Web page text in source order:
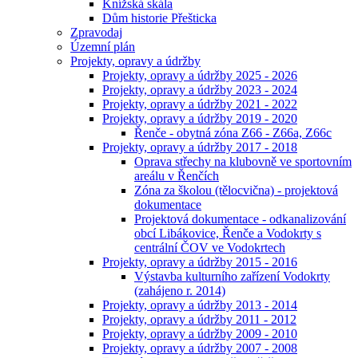
Knížská skála
Dům historie Přešticka
Zpravodaj
Územní plán
Projekty, opravy a údržby
Projekty, opravy a údržby 2025 - 2026
Projekty, opravy a údržby 2023 - 2024
Projekty, opravy a údržby 2021 - 2022
Projekty, opravy a údržby 2019 - 2020
Řenče - obytná zóna Z66 - Z66a, Z66c
Projekty, opravy a údržby 2017 - 2018
Oprava střechy na klubovně ve sportovním
areálu v Řenčích
Zóna za školou (tělocvična) - projektová
dokumentace
Projektová dokumentace - odkanalizování
obcí Libákovice, Řenče a Vodokrty s
centrální ČOV ve Vodokrtech
Projekty, opravy a údržby 2015 - 2016
Výstavba kulturního zařízení Vodokrty
(zahájeno r. 2014)
Projekty, opravy a údržby 2013 - 2014
Projekty, opravy a údržby 2011 - 2012
Projekty, opravy a údržby 2009 - 2010
Projekty, opravy a údržby 2007 - 2008